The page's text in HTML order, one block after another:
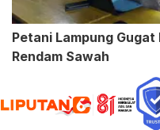
Petani Lampung
Rendam Sawah